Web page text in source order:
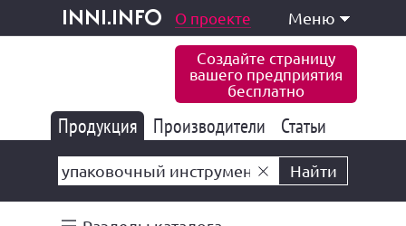
inni.info
и услуги О проекте Меню
Создайте страницу
вашего предприятия
бесплатно
Продукция 177 843
Производители 6 775
Статьи
Найти